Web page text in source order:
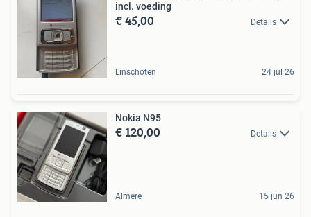
incl. voeding
€ 45,00 Details
Linschoten 24 jul 26
Nokia N95
€ 120,00 Details
Almere 15 jun 26